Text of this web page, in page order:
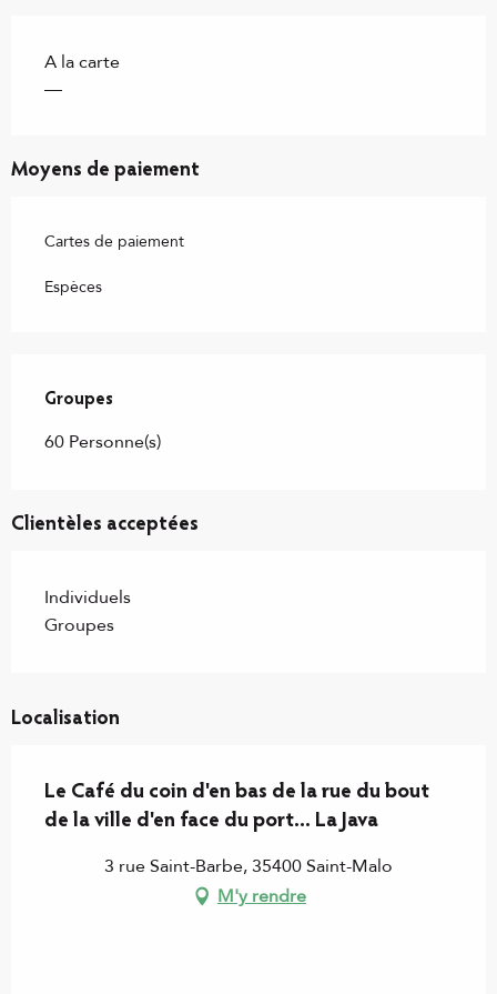
A la carte
—
Moyens de paiement
Cartes de paiement
Espèces
Groupes
Groupes
60 Personne(s)
Clientèles acceptées
Individuels
Groupes
Localisation
Le Café du coin d'en bas de la rue du bout
de la ville d'en face du port... La Java
3 rue Saint-Barbe, 35400 Saint-Malo
M'y rendre